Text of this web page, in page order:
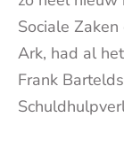
Sociale
Ark, had al
Frank